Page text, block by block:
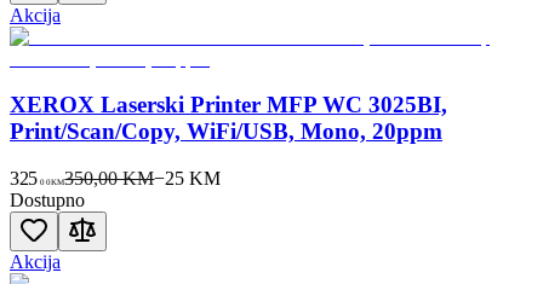
Akcija
XEROX Laserski Printer MFP WC 3025BI,
Print/Scan/Copy, WiFi/USB, Mono, 20ppm
325 00KM350,00 KM−25 KM
Dostupno
Akcija